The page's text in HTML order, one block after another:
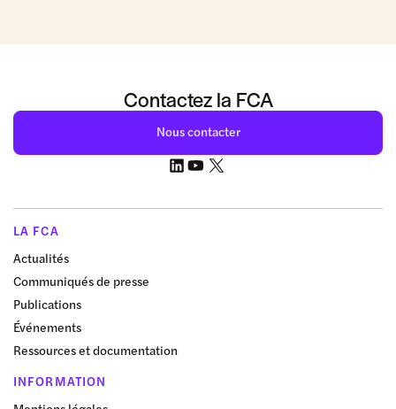
Contactez la FCA
Nous contacter
LA FCA
Actualités
Communiqués de presse
Publications
Événements
Ressources et documentation
INFORMATION